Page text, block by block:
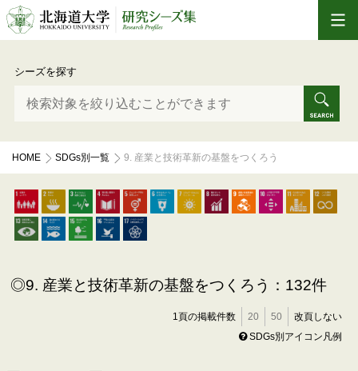
シーズを探す
HOME SDGs別一覧 9. 産業と技術革新の基盤をつくろう
9. 産業と技術革新の基盤をつくろう：132件
1頁の掲載件数 20 50
改頁しない
SDGs別アイコン凡例